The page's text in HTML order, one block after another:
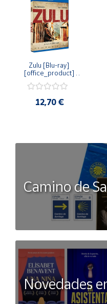
Zulu [Blu-ray]
[office_product]
12,70 €
Camino de
Novedades